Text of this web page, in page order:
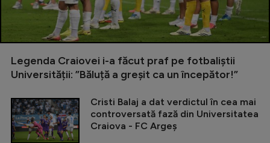
Legenda Craiovei i-a făcut praf pe fotbaliștii
Universității: ”Băluță a greșit ca un începător!”
Cristi Balaj a dat verdictul în cea mai
controversată fază din Universitatea
Craiova - FC Argeș